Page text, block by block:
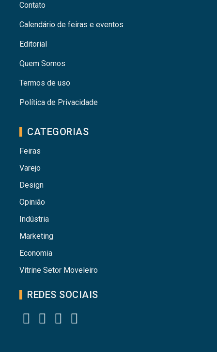
Contato
Calendário de feiras e eventos
Editorial
Quem Somos
Termos de uso
Política de Privacidade
CATEGORIAS
Feiras
Varejo
Design
Opinião
Indústria
Marketing
Economia
Vitrine Setor Moveleiro
REDES SOCIAIS